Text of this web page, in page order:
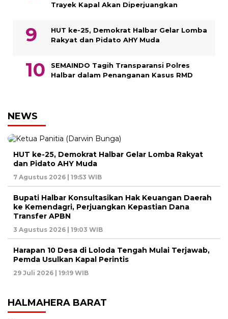
Trayek Kapal Akan Diperjuangkan
HUT ke-25, Demokrat Halbar Gelar Lomba
Rakyat dan Pidato AHY Muda
SEMAINDO Tagih Transparansi Polres
Halbar dalam Penanganan Kasus RMD
NEWS
HUT ke-25, Demokrat Halbar Gelar Lomba Rakyat
dan Pidato AHY Muda
7 Agustus 2026 | 19:53 WIB
Bupati Halbar Konsultasikan Hak Keuangan Daerah
ke Kemendagri, Perjuangkan Kepastian Dana
Transfer APBN
3 Agustus 2026 | 19:03 WIB
Harapan 10 Desa di Loloda Tengah Mulai Terjawab,
Pemda Usulkan Kapal Perintis
29 Juli 2026 | 19:19 WIB
HALMAHERA BARAT